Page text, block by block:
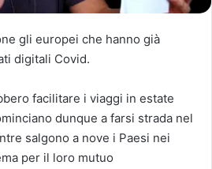
gli europei che hanno già
digitali Covid.
facilitare i viaggi in estate
dunque a farsi strada nel
salgono a nove i Paesi nei
per il loro mutuo